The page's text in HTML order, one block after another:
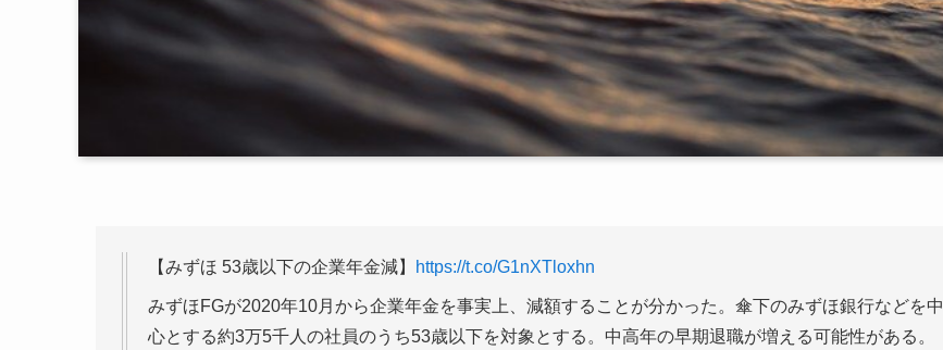
【みずほ 53歳以下の企業年金減】 https://t.co/G1nXTloxhn
みずほFGが2020年10月から企業年金を事実上、減額することが分かった。傘下のみずほ銀行などを中
心とする約3万5千人の社員のうち53歳以下を対象とする。中高年の早期退職が増える可能性がある。